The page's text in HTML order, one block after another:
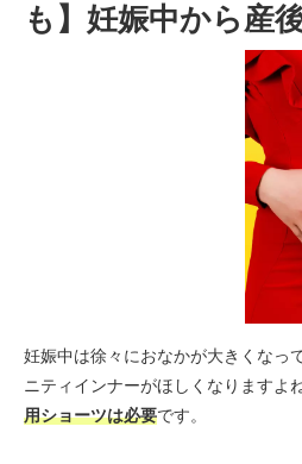
も】妊娠中から産
妊娠中は徐々におなかが大きくなっ
ニティインナーがほしくなりますよね
用ショーツは必要です。